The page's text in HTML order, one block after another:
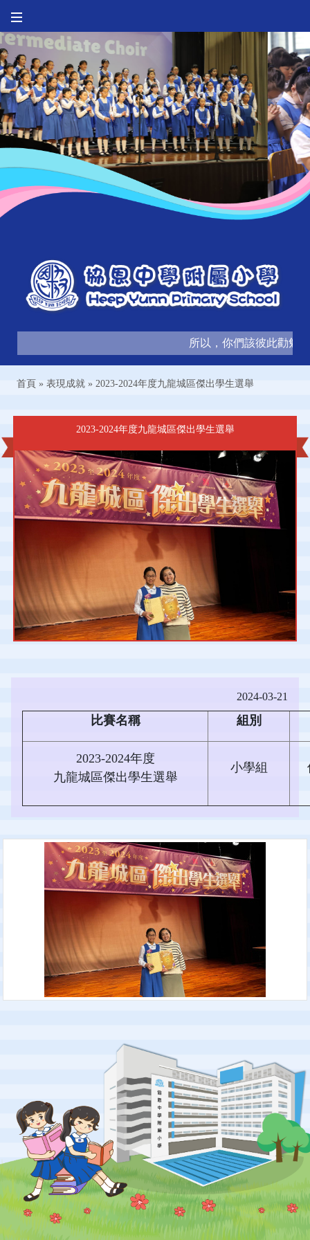
所以，你們該彼此勸勉
首頁 » 表現成就 » 2023-2024年度九龍城區傑出學生選舉
2023-2024年度九龍城區傑出學生選舉
2024-03-21
比賽名稱 組別
2023-2024年度
九龍城區傑出學生選舉
小學組